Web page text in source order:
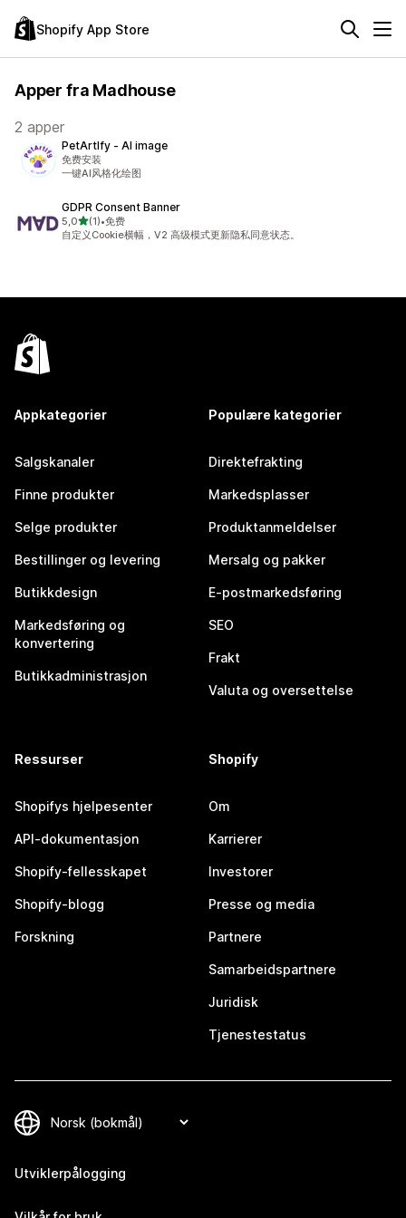
Shopify App Store
Apper fra Madhouse
2 apper
PetArtIfy ‑ AI image
免费安装
一键AI风格化绘图
GDPR Consent Banner
5,0av 5 stjerner
(1)
Totalt 1 omtaler
•免费
自定义Cookie横幅，V2 高级模式更新隐私同意状态。
Appkategorier
Salgskanaler
Finne produkter
Selge produkter
Bestillinger og levering
Butikkdesign
Markedsføring og
konvertering
Butikkadministrasjon
Populære kategorier
Direktefrakting
Markedsplasser
Produktanmeldelser
Mersalg og pakker
E-postmarkedsføring
SEO
Frakt
Valuta og oversettelse
Ressurser
Shopifys hjelpesenter
API-dokumentasjon
Shopify-fellesskapet
Shopify-blogg
Forskning
Shopify
Om
Karrierer
Investorer
Presse og media
Partnere
Samarbeidspartnere
Juridisk
Tjenestestatus
Utviklerpålogging